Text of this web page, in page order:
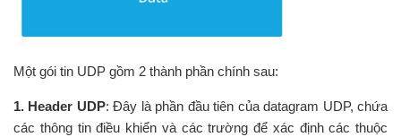
Một gói tin UDP gồm 2 thành phần chính sau:
1. Header UDP: Đây là phần đầu tiên của datagram UDP, chứa
các thông tin điều khiển và các trường để xác định các thuộc